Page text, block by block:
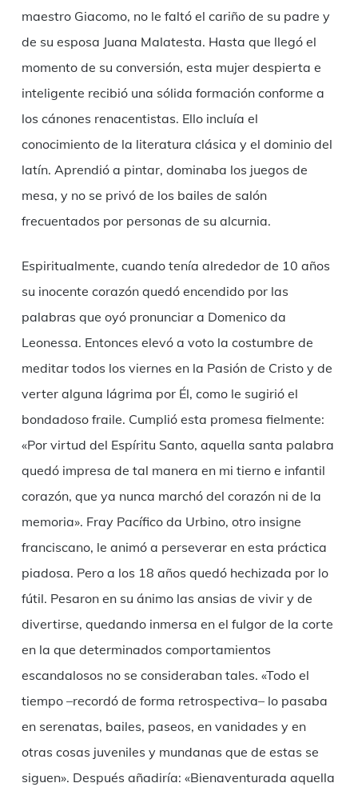
maestro Giacomo, no le faltó el cariño de su padre y
de su esposa Juana Malatesta. Hasta que llegó el
momento de su conversión, esta mujer despierta e
inteligente recibió una sólida formación conforme a
los cánones renacentistas. Ello incluía el
conocimiento de la literatura clásica y el dominio del
latín. Aprendió a pintar, dominaba los juegos de
mesa, y no se privó de los bailes de salón
frecuentados por personas de su alcurnia.
Espiritualmente, cuando tenía alrededor de 10 años
su inocente corazón quedó encendido por las
palabras que oyó pronunciar a Domenico da
Leonessa. Entonces elevó a voto la costumbre de
meditar todos los viernes en la Pasión de Cristo y de
verter alguna lágrima por Él, como le sugirió el
bondadoso fraile. Cumplió esta promesa fielmente:
«Por virtud del Espíritu Santo, aquella santa palabra
quedó impresa de tal manera en mi tierno e infantil
corazón, que ya nunca marchó del corazón ni de la
memoria». Fray Pacífico da Urbino, otro insigne
franciscano, le animó a perseverar en esta práctica
piadosa. Pero a los 18 años quedó hechizada por lo
fútil. Pesaron en su ánimo las ansias de vivir y de
divertirse, quedando inmersa en el fulgor de la corte
en la que determinados comportamientos
escandalosos no se consideraban tales. «Todo el
tiempo –recordó de forma retrospectiva– lo pasaba
en serenatas, bailes, paseos, en vanida­des y en
otras cosas juveniles y mundanas que de estas se
siguen». Después añadiría: «Bienaventurada aquella